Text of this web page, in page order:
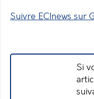
Suivre ECInews sur
Si